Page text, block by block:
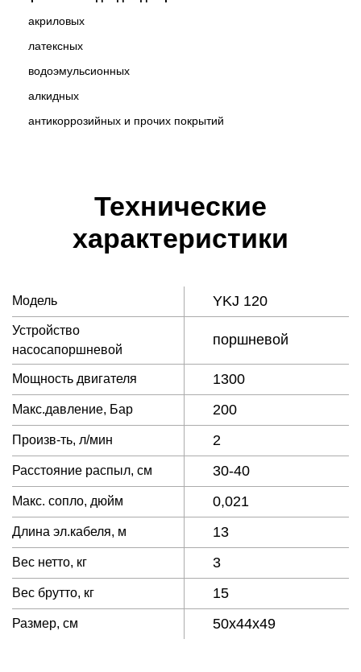
акриловыx
латексных
водоэмульсионных
алкидных
антикоррозийных и прочих покрытий
Технические
характеристики
Модель YKJ 120
Устройство
насосапоршневой
поршневой
Мощность двигателя 1300
Макс.давление, Бар 200
Произв-ть, л/мин 2
Расстояние распыл, см 30-40
Макс. сопло, дюйм 0,021
Длина эл.кабеля, м 13
Вес нетто, кг 3
Вес брутто, кг 15
Размер, см 50x44x49